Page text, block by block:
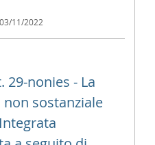
03/11/2022
29-nonies - La
non sostanziale